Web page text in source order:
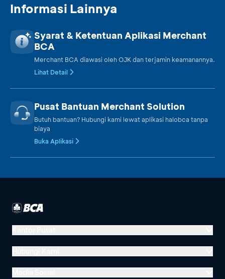
Informasi Lainnya
Syarat & Ketentuan Aplikasi Merchant
BCA
Merchant BCA diawasi oleh OJK dan terjamin keamanannya.
Lihat Detail
Pusat Bantuan Merchant Solution
Butuh bantuan? Hubungi kami lewat aplikasi halobca tanpa
biaya
Buka Aplikasi
Menara BCA, Grand Indonesia
Jl. MH Thamrin No. 1